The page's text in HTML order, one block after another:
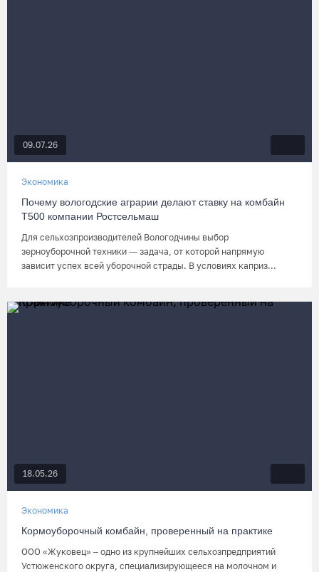
09.07.26
Экономика
Почему вологодские аграрии делают ставку на комбайн
Т500 компании Ростсельмаш
Для сельхозпроизводителей Вологодчины выбор
зерноуборочной техники — задача, от которой напрямую
зависит успех всей уборочной страды. В условиях каприз...
18.05.26
Экономика
Кормоуборочный комбайн, проверенный на практике
ООО «Жуковец» – одно из крупнейших сельхозпредприятий
Устюженского округа, специализирующееся на молочном и